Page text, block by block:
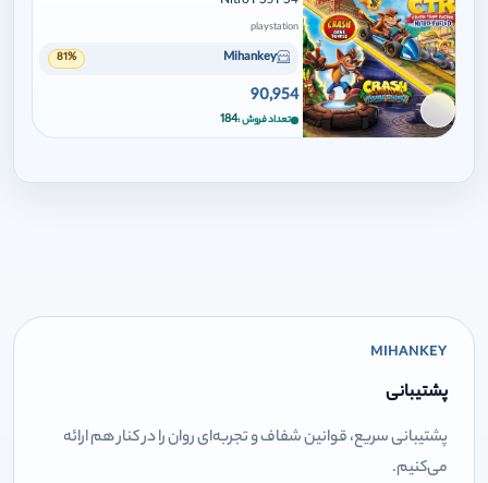
برای افزودن وارد شوید
playstation
Mihankey
81%
90,954
تعداد فروش 184
MIHANKEY
پشتیبانی
پشتیبانی سریع، قوانین شفاف و تجربه‌ای روان را در کنار هم ارائه
می‌کنیم.